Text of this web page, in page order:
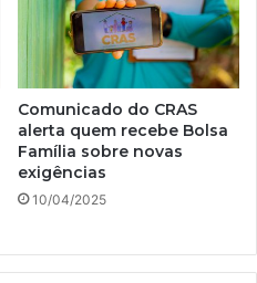
Comunicado do CRAS
alerta quem recebe Bolsa
Família sobre novas
exigências
10/04/2025